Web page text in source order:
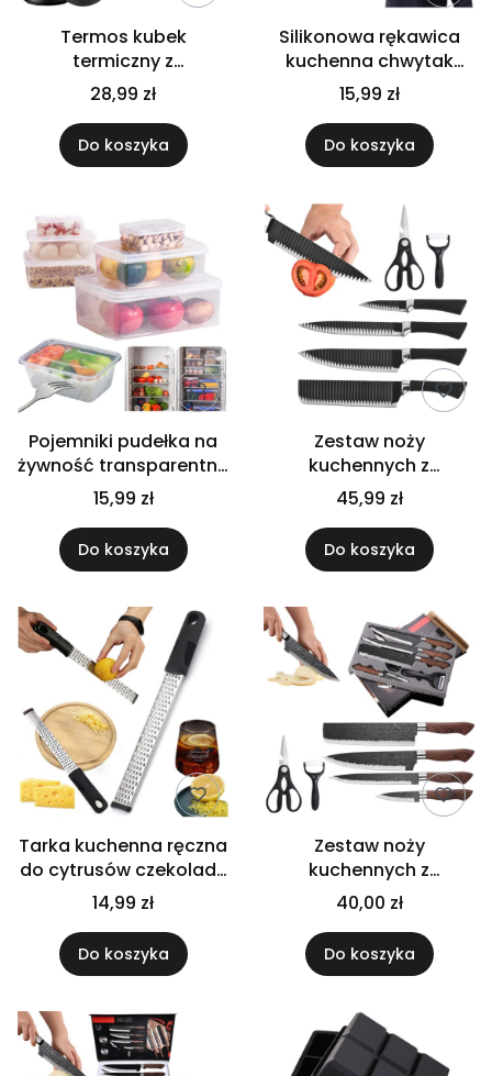
Termos kubek
termiczny z
wyświetlaczem LCD
500 ml na kawę
herbatę czarny
28,99 zł
Do koszyka
Silikonowa rękawica
kuchenna chwytak
trwały łapka ochronna
wodoodporna czarna
15,99 zł
Do koszyka
Pojemniki pudełka na
żywność transparentne
zestaw 3 sztuk
15,99 zł
Do koszyka
Zestaw noży
kuchennych z
akcesoriami noże
nożyczki kuchenne
obieraczka 6
elementów
45,99 zł
Do koszyka
Tarka kuchenna ręczna
do cytrusów czekolady
sera przypraw
nierdzewna
14,99 zł
Do koszyka
Zestaw noży
kuchennych z
akcesoriami noże
nożyczki kuchenne
obieraczka
40,00 zł
Do koszyka